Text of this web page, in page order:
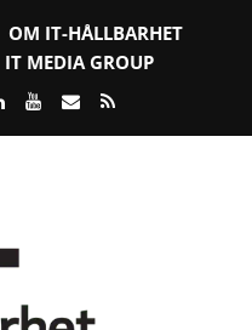
OM IT-HÅLLBARHET
IT MEDIA GROUP